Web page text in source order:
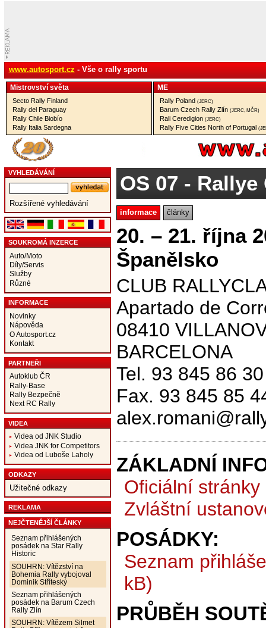
www.autosport.cz - Vše o rally sportu
Mistrovství­ světa
Secto Rally Finland
Rally del Paraguay
Rally Chile Biobío
Rally Italia Sardegna
ME
Rally Poland (JERC)
Barum Czech Rally Zlín (JERC, MČR)
Rali Ceredigion (JERC)
Rally Five Cities North of Portugal
VYHLEDÁVÁNÍ
Rozšířené vyhledávání
SOUKROMÁ INZERCE
Auto/Moto
Díly/Servis
Služby
Různé
INFORMACE
Novinky
Nápověda
O Autosport.cz
Kontakt
PARTNEŘI
Autoklub ČR
Rally-Base
Rally Bezpečně
Next RC Rally
VIDEA
Videa od JNK Studio
Videa JNK for Competitors
Videa od Luboše Laholy
ODKAZY
Užitečné odkazy
REKLAMA
NEJČTENĚJŠÍ ČLÁNKY
Seznam přihlášených
posádek na Star Rally
Historic
SOUHRN: Vítězství na
Bohemia Rally vybojoval
Dominik Stříteský
Seznam přihlášených
posádek na Barum Czech
Rally Zlín
SOUHRN: Vítězem Silmet
OS 07 - Rallye
informace články
20. – 21. října
Španělsko
CLUB
Apartado de
08410
BARCELONA
Tel. 93 845 86 30
Fax. 93 845 85
ZÁKLADNÍ
Oficiální stránky
Zvláštní
POSÁDKY:
Seznam
kB)
PRŮBĚH